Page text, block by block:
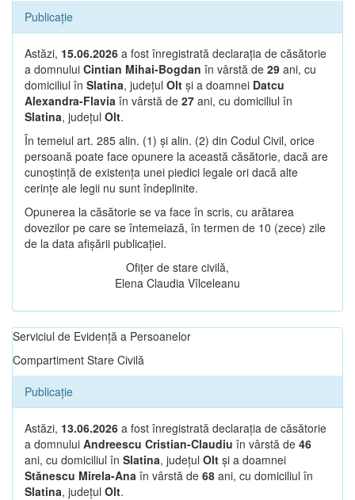
Publicație
Astăzi, 15.06.2026 a fost înregistrată declarația de căsătorie
a domnului Cintian Mihai-Bogdan în vârstă de 29 ani, cu
domiciliul în Slatina, județul Olt și a doamnei Datcu
Alexandra-Flavia în vârstă de 27 ani, cu domiciliul în
Slatina, județul Olt.
În temeiul art. 285 alin. (1) și alin. (2) din Codul Civil, orice
persoană poate face opunere la această căsătorie, dacă are
cunoștință de existența unei piedici legale ori dacă alte
cerințe ale legii nu sunt îndeplinite.
Opunerea la căsătorie se va face în scris, cu arătarea
dovezilor pe care se întemeiază, în termen de 10 (zece) zile
de la data afișării publicației.
Ofițer de stare civilă,
Elena Claudia Vîlceleanu
Serviciul de Evidență a Persoanelor
Compartiment Stare Civilă
Publicație
Astăzi, 13.06.2026 a fost înregistrată declarația de căsătorie
a domnului Andreescu Cristian-Claudiu în vârstă de 46
ani, cu domiciliul în Slatina, județul Olt și a doamnei
Stănescu Mirela-Ana în vârstă de 68 ani, cu domiciliul în
Slatina, județul Olt.